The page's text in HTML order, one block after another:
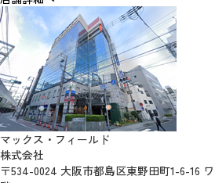
マックス・フィールド
株式会社
〒534-0024 大阪市都島区東野田町1-6-16